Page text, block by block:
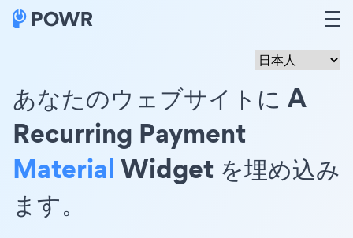
あなたのウェブサイトに A
Recurring Payment
MaterialWidget を埋め込み
ます。